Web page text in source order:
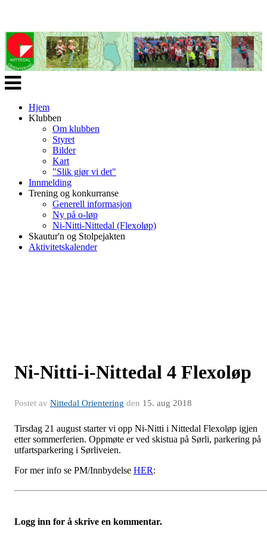
Veksle
navigasjon
Hjem
Klubben
Om klubben
Styret
Bilder
Kart
"Slik gjør vi det"
Innmelding
Trening og konkurranse
Generell informasjon
Ny på o-løp
Ni-Nitti-Nittedal (Flexoløp)
Skautur'n og Stolpejakten
Aktivitetskalender
Ni-Nitti-i-Nittedal 4 Flexoløp
Postet av Nittedal Orientering den 15. aug 2018
Tirsdag 21 august starter vi opp Ni-Nitti i Nittedal Flexoløp igjen
etter sommerferien. Oppmøte er ved skistua på Sørli, parkering på
utfartsparkering i Sørliveien.
For mer info se PM/Innbydelse HER:
Logg inn for å skrive en kommentar.